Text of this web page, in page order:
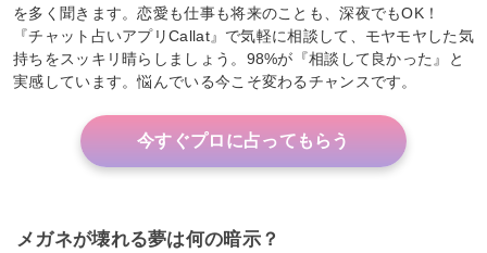
を多く聞きます。恋愛も仕事も将来のことも、深夜でもOK！
『チャット占いアプリCallat』で気軽に相談して、モヤモヤした気
持ちをスッキリ晴らしましょう。98%が『相談して良かった』と
実感しています。悩んでいる今こそ変わるチャンスです。
今すぐプロに占ってもらう
メガネが壊れる夢は何の暗示？